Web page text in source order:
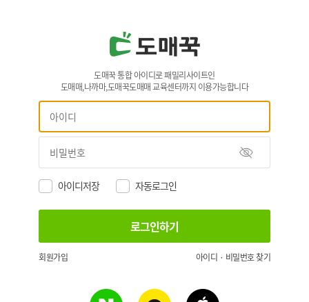
도매꾹 통합 아이디로 패밀리사이트인
도매매,나까마,도매꾹도매매 교육센터까지 이용가능합니다
아이디저장 자동로그인
회원가입 아이디 · 비밀번호 찾기